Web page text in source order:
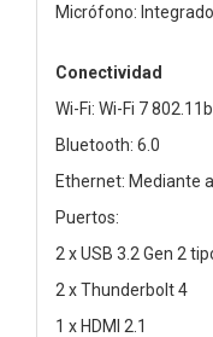
Micrófono: Integrado
Conectividad
Wi-Fi: Wi-Fi 7
Bluetooth: 6.0
Ethernet: Mediante
Puertos:
2 x USB 3.2 Gen 2
2 x Thunderbolt 4
1 x HDMI 2.1